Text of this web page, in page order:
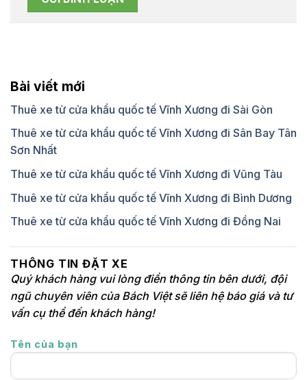
Bài viết mới
Thuê xe từ cửa khẩu quốc tế Vĩnh Xương đi Sài Gòn
Thuê xe từ cửa khẩu quốc tế Vĩnh Xương đi Sân Bay Tân
Sơn Nhất
Thuê xe từ cửa khẩu quốc tế Vĩnh Xương đi Vũng Tàu
Thuê xe từ cửa khẩu quốc tế Vĩnh Xương đi Bình Dương
Thuê xe từ cửa khẩu quốc tế Vĩnh Xương đi Đồng Nai
THÔNG TIN ĐẶT XE
Quý khách hàng vui lòng điền thông tin bên dưới, đội
ngũ chuyên viên của Bách Việt sẽ liên hệ báo giá và tư
vấn cụ thể đến khách hàng!
Tên của bạn